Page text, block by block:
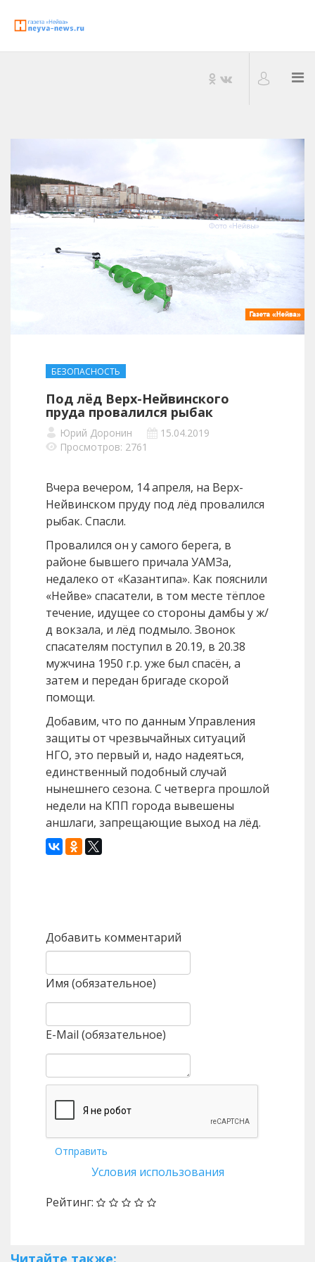
БЕЗОПАСНОСТЬ
Под лёд Верх-Нейвинского
пруда провалился рыбак
Юрий Доронин
15.04.2019
Просмотров: 2761
Вчера вечером, 14 апреля, на Верх-
Нейвинском пруду под лёд провалился
рыбак. Спасли.
Провалился он у самого берега, в
районе бывшего причала УАМЗа,
недалеко от «Казантипа». Как пояснили
«Нейве» спасатели, в том месте тёплое
течение, идущее со стороны дамбы у ж/
д вокзала, и лёд подмыло. Звонок
спасателям поступил в 20.19, в 20.38
мужчина 1950 г.р. уже был спасён, а
затем и передан бригаде скорой
помощи.
Добавим, что по данным Управления
защиты от чрезвычайных ситуаций
НГО, это первый и, надо надеяться,
единственный подобный случай
нынешнего сезона. С четверга прошлой
недели на КПП города вывешены
аншлаги, запрещающие выход на лёд.
Добавить комментарий
Имя (обязательное)
E-Mail (обязательное)
Отправить
Условия использования
Рейтинг: